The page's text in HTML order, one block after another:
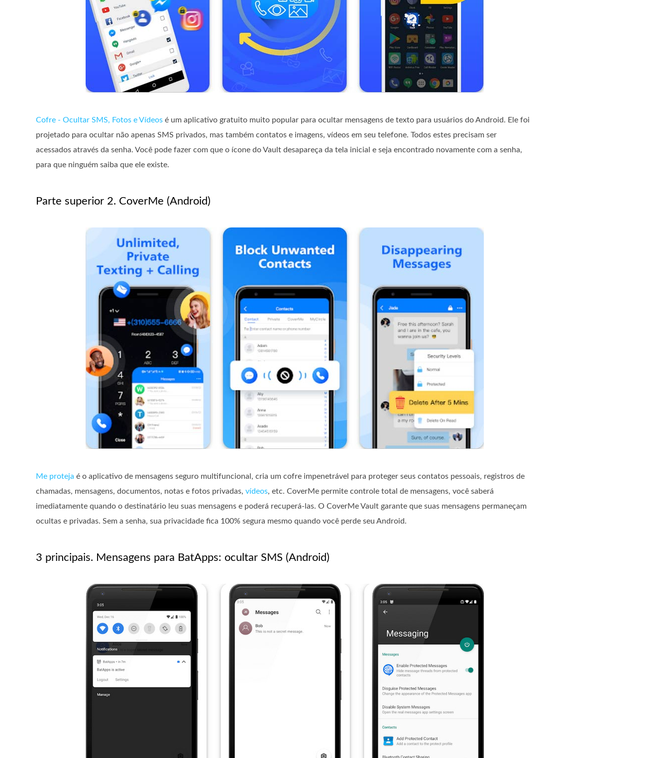
Cofre - Ocultar SMS, Fotos e Vídeos é um aplicativo gratuito muito popular para ocultar mensagens de texto para usuários do Android. Ele foi
projetado para ocultar não apenas SMS privados, mas também contatos e imagens, vídeos em seu telefone. Todos estes precisam ser
acessados ​​através da senha. Você pode fazer com que o ícone do Vault desapareça da tela inicial e seja encontrado novamente com a senha,
para que ninguém saiba que ele existe.
Parte superior 2. CoverMe (Android)
Me proteja é o aplicativo de mensagens seguro multifuncional, cria um cofre impenetrável para proteger seus contatos pessoais, registros de
chamadas, mensagens, documentos, notas e fotos privadas, vídeos, etc. CoverMe permite controle total de mensagens, você saberá
imediatamente quando o destinatário leu suas mensagens e poderá recuperá-las. O CoverMe Vault garante que suas mensagens permaneçam
ocultas e privadas. Sem a senha, sua privacidade fica 100% segura mesmo quando você perde seu Android.
3 principais. Mensagens para BatApps: ocultar SMS (Android)